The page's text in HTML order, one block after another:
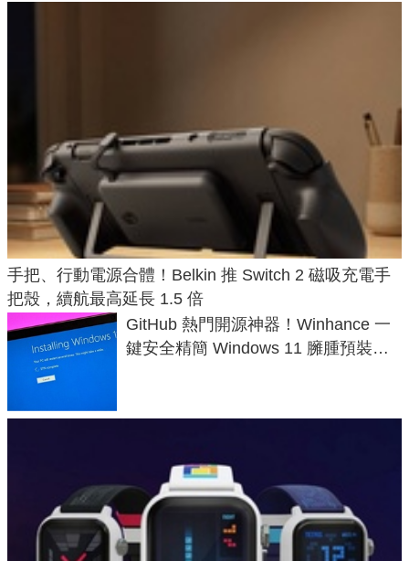
手把、行動電源合體！Belkin 推 Switch 2 磁吸充電手
把殼，續航最高延長 1.5 倍
GitHub 熱門開源神器！Winhance 一
鍵安全精簡 Windows 11 臃腫預裝軟